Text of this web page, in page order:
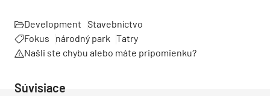
Development Stavebníctvo
Fokus
národný park Tatry
Našli ste chybu alebo máte pripomienku?
Súvisiace